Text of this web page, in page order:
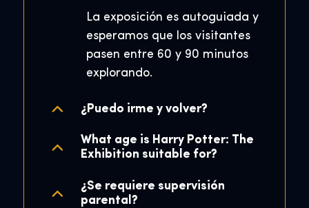
La exposición es autoguiada y
esperamos que los visitantes
pasen entre 60 y 90 minutos
explorando.
¿Puedo irme y volver?
What age is Harry Potter: The
Exhibition suitable for?
¿Se requiere supervisión
parental?